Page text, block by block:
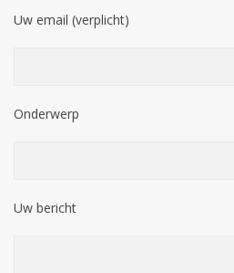
Uw email (verplicht)
Onderwerp
Uw bericht